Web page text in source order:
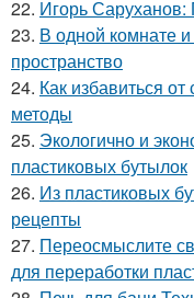
22. Игорь Саруханов:
23. В одной комнате и
пространство
24. Как избавиться
методы
25. Экологично и
пластиковых бутылок
26. Из пластиковых
рецепты
27. Переосмыслите
для переработки